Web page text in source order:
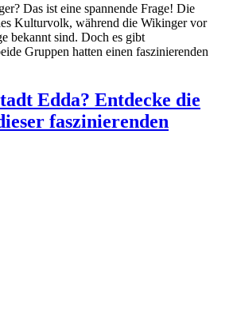
Das ist eine spannende Frage! Die
Kulturvolk, während die Wikinger vor
bekannt sind. Doch es gibt
Gruppen hatten einen faszinierenden
Edda? Entdecke die
faszinierenden